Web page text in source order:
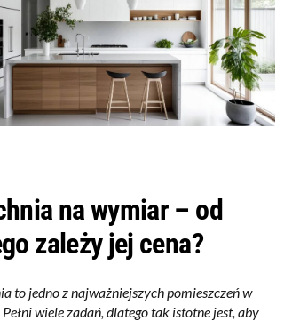
na wymiar – od
zależy jej cena?
to jedno z najważniejszych pomieszczeń w
wiele zadań, dlatego tak istotne jest, aby